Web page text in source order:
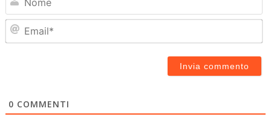
0 COMMENTI